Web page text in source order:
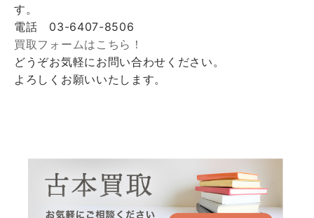
す。
電話 03-6407-8506
買取フォームはこちら！
どうぞお気軽にお問い合わせください。
よろしくお願いいたします。